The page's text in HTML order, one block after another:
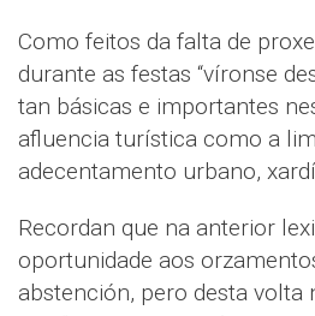
Como feitos da falta de
durante as festas “víronse
tan básicas e importantes
afluencia turística como a
adecentamento urbano,
Recordan que na anterior
oportunidade aos
abstención, pero desta volta